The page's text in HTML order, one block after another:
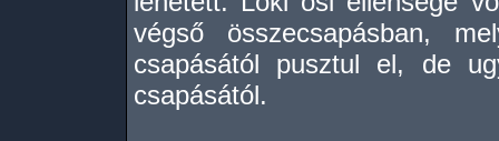
végső összecsapásban,
csapásától pusztul el, de
csapásától.